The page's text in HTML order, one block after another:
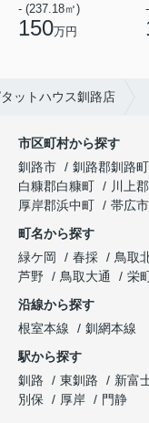
- (237.18㎡)
150万円
ットハウス釧路店
市区町村から探す
釧路市
釧路郡釧路町
白糠郡白糠町
川上
厚岸郡浜中町
帯広市
町名から探す
緑ケ岡
春採 鳥取
芦野
鳥取大通
栄
沿線から探す
根室本線
釧網本線
駅から探す
釧路
東釧路 新富
別保
厚岸 門静